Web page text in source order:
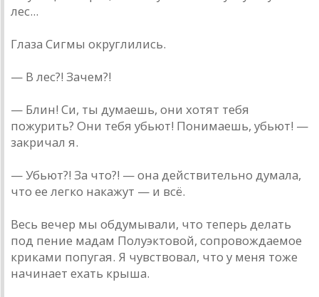
лес...
Глаза Сигмы округлились.
— В лес?! Зачем?!
— Блин! Си, ты думаешь, они хотят тебя
пожурить? Они тебя убьют! Понимаешь, убьют! —
закричал я.
— Убьют?! За что?! — она действительно думала,
что ее легко накажут — и всё.
Весь вечер мы обдумывали, что теперь делать
под пение мадам Полуэктовой, сопровождаемое
криками попугая. Я чувствовал, что у меня тоже
начинает ехать крыша.